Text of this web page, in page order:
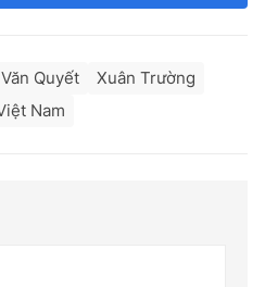
Văn Quyết
Xuân Trường
Nam